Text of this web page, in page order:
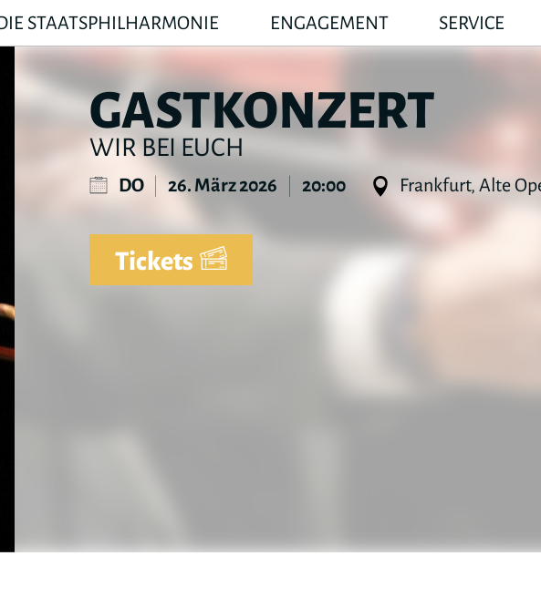
STAATSPHILHARMONIE ENGAGEMENT SERVICE
GASTKONZERT
WIR BEI EUCH
DO 26. März 2026 20:00 Frankfurt, Alte
Tickets